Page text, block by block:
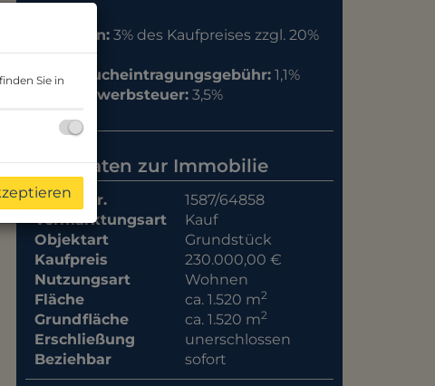
Provision: 3% des Kaufpreises zzgl. 20%
USt.
Grundbucheintragungsgebühr: 1,1%
Grunderwerbsteuer: 3,5%
Basisdaten zur Immobilie
Objektnr.
1587/64858
Vermarktungsart
Kauf
Objektart
Grundstück
Kaufpreis
230.000,00 €
Nutzungsart
Wohnen
Fläche
ca. 1.520 m2
Grundfläche ca. 1.520 m2
Erschließung
unerschlossen
Beziehbar
sofort
Sie in